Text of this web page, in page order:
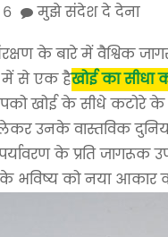
6
मुझे संदेश दे देना
के बारे में वैश्विक
में से एक हैखोई का सीधा
खोई के सीधे कटोरे
से लेकर उनके वास्तविक
के प्रति
भविष्य को नया आकार